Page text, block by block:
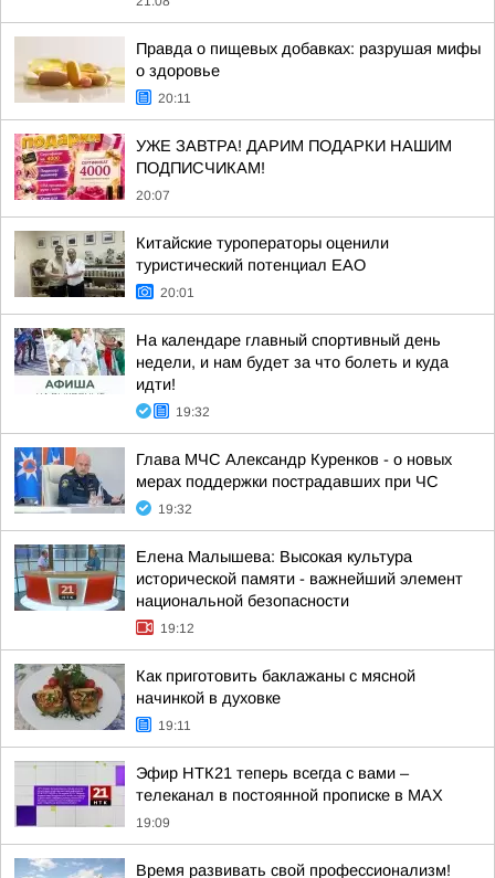
Правда о пищевых добавках: разрушая мифы
о здоровье
20:11
УЖЕ ЗАВТРА! ДАРИМ ПОДАРКИ НАШИМ
ПОДПИСЧИКАМ!
20:07
Китайские туроператоры оценили
туристический потенциал ЕАО
20:01
На календаре главный спортивный день
недели, и нам будет за что болеть и куда
идти!
19:32
Глава МЧС Александр Куренков - о новых
мерах поддержки пострадавших при ЧС
19:32
Елена Малышева: Высокая культура
исторической памяти - важнейший элемент
национальной безопасности
19:12
Как приготовить баклажаны с мясной
начинкой в духовке
19:11
Эфир НТК21 теперь всегда с вами –
телеканал в постоянной прописке в МАХ
19:09
Время развивать свой профессионализм!